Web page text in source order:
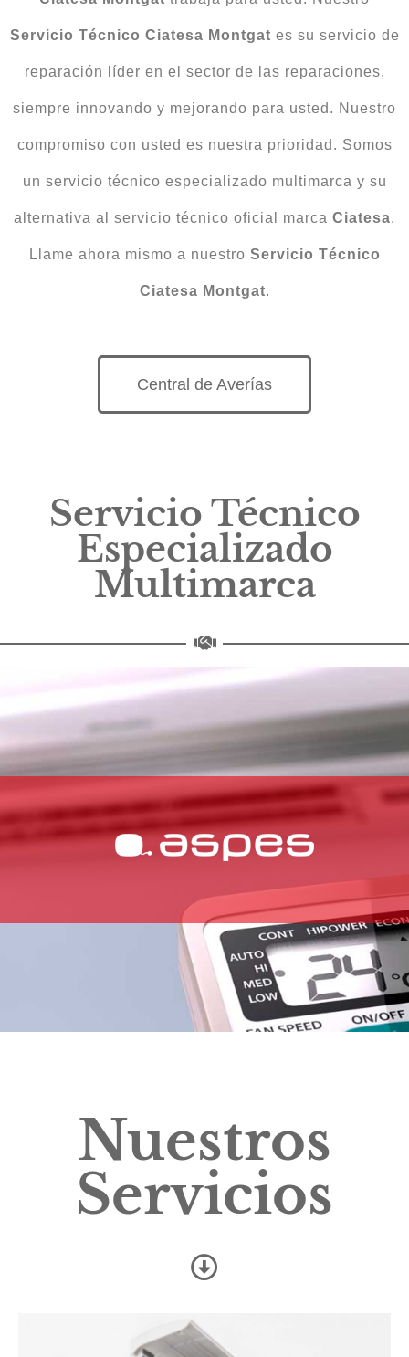
Servicio Técnico Ciatesa Montgat es su servicio de
reparación líder en el sector de las reparaciones,
siempre innovando y mejorando para usted. Nuestro
compromiso con usted es nuestra prioridad. Somos
un servicio técnico especializado multimarca y su
alternativa al servicio técnico oficial marca Ciatesa.
Llame ahora mismo a nuestro Servicio Técnico
Ciatesa Montgat.
Central de Averías
Servicio Técnico
Especializado
Multimarca
Nuestros
Servicios